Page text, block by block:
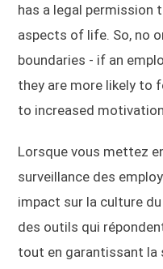
has a legal permission
aspects of life. So, no
boundaries - if an
they are more likely to
to increased
Lorsque vous mettez
surveillance des
impact sur la culture
des outils qui
tout en garantissant la